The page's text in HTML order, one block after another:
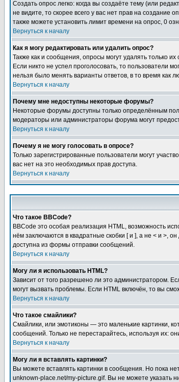
Создать опрос легко: когда вы создаёте тему (или
не видите, то скорее всего у вас нет прав на создание
также можете установить лимит времени на опрос, 0
Вернуться к началу
Как я могу редактировать или удалить опрос?
Также как и сообщения, опросы могут удалять только
Если никто не успел проголосовать, то пользователи
нельзя было менять варианты ответов, в то время как
Вернуться к началу
Почему мне недоступны некоторые форумы?
Некоторые форумы доступны только определённым
модераторы или администраторы форума могут
Вернуться к началу
Почему я не могу голосовать в опросе?
Только зарегистрированные пользователи могут
вас нет на это необходимых прав доступа.
Вернуться к началу
Что такое BBCode?
BBCode это особая реализация HTML, возможность
нём заключаются в квадратные скобки [ и ], а не < и >,
доступна из формы отправки сообщений.
Вернуться к началу
Могу ли я использовать HTML?
Зависит от того разрешено ли это администратором.
могут вызвать проблемы. Если HTML включён, то вы
Вернуться к началу
Что такое смайлики?
Смайлики, или эмотиконы — это маленькие картинки,
сообщений. Только не перестарайтесь, используя их:
Вернуться к началу
Могу ли я вставлять картинки?
Вы можете вставлять картинки в сообщения. Но пока
unknown-place.net/my-picture.gif. Вы не можете указать